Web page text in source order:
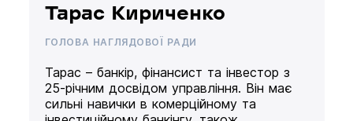
Тарас Кириченко
ГОЛОВА НАГЛЯДОВОЇ РАДИ
Тарас – банкір, фінансист та інвестор з
25-річним досвідом управління. Він має
сильні навички в комерційному та